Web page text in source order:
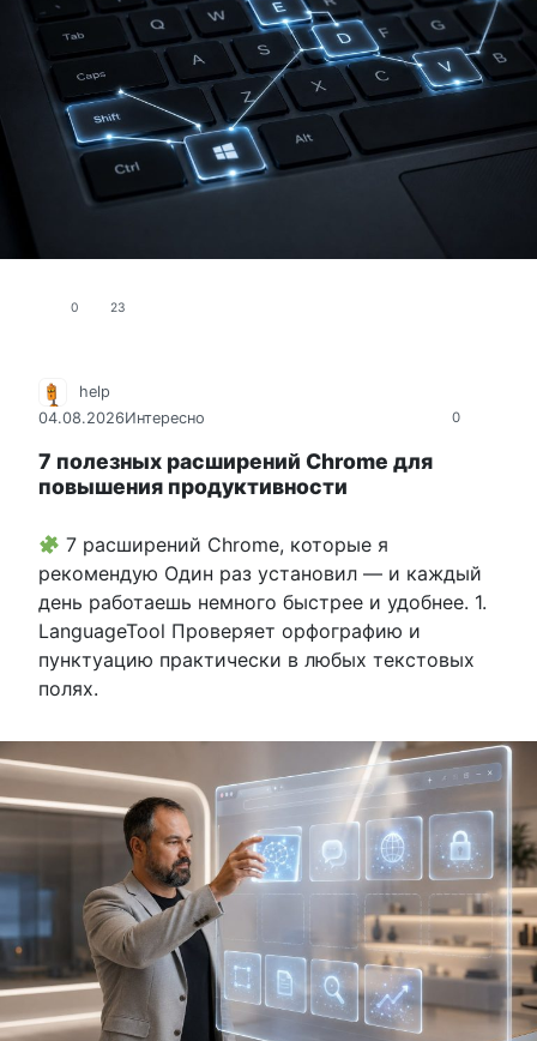
0 23
0
help
04.08.2026Интересно
7 полезных расширений Chrome для
повышения продуктивности
7 расширений Chrome, которые я
рекомендую Один раз установил — и каждый
день работаешь немного быстрее и удобнее. 1.
LanguageTool Проверяет орфографию и
пунктуацию практически в любых текстовых
полях.